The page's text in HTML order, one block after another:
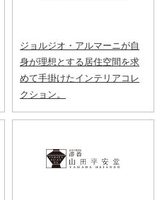
ジョルジオ・アルマーニが自
身が理想とする居住空間を求
めて手掛けたインテリアコレ
クション。